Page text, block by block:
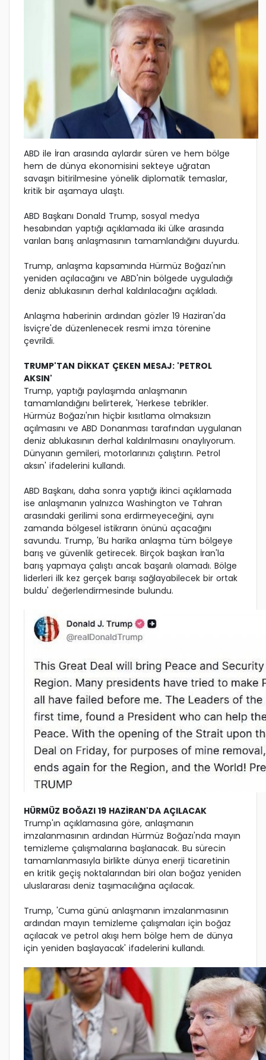
ABD ile İran arasında aylardır süren ve hem bölge
hem de dünya ekonomisini sekteye uğratan
savaşın bitirilmesine yönelik diplomatik temaslar,
kritik bir aşamaya ulaştı.
ABD Başkanı Donald Trump, sosyal medya
hesabından yaptığı açıklamada iki ülke arasında
varılan barış anlaşmasının tamamlandığını duyurdu.
Trump, anlaşma kapsamında Hürmüz Boğazı'nın
yeniden açılacağını ve ABD'nin bölgede uyguladığı
deniz ablukasının derhal kaldırılacağını açıkladı.
Anlaşma haberinin ardından gözler 19 Haziran'da
İsviçre'de düzenlenecek resmi imza törenine
çevrildi.
TRUMP'TAN DİKKAT ÇEKEN MESAJ: 'PETROL
AKSIN'
Trump, yaptığı paylaşımda anlaşmanın
tamamlandığını belirterek, 'Herkese tebrikler.
Hürmüz Boğazı'nın hiçbir kısıtlama olmaksızın
açılmasını ve ABD Donanması tarafından uygulanan
deniz ablukasının derhal kaldırılmasını onaylıyorum.
Dünyanın gemileri, motorlarınızı çalıştırın. Petrol
aksın' ifadelerini kullandı.
ABD Başkanı, daha sonra yaptığı ikinci açıklamada
ise anlaşmanın yalnızca Washington ve Tahran
arasındaki gerilimi sona erdirmeyeceğini, aynı
zamanda bölgesel istikrarın önünü açacağını
savundu. Trump, 'Bu harika anlaşma tüm bölgeye
barış ve güvenlik getirecek. Birçok başkan İran'la
barış yapmaya çalıştı ancak başarılı olamadı. Bölge
liderleri ilk kez gerçek barışı sağlayabilecek bir ortak
buldu' değerlendirmesinde bulundu.
HÜRMÜZ BOĞAZI 19 HAZİRAN'DA AÇILACAK
Trump'ın açıklamasına göre, anlaşmanın
imzalanmasının ardından Hürmüz Boğazı'nda mayın
temizleme çalışmalarına başlanacak. Bu sürecin
tamamlanmasıyla birlikte dünya enerji ticaretinin
en kritik geçiş noktalarından biri olan boğaz yeniden
uluslararası deniz taşımacılığına açılacak.
Trump, 'Cuma günü anlaşmanın imzalanmasının
ardından mayın temizleme çalışmaları için boğaz
açılacak ve petrol akışı hem bölge hem de dünya
için yeniden başlayacak' ifadelerini kullandı.